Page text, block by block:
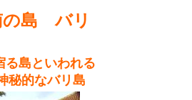
島 バリ
る島といわれる
的なバリ島